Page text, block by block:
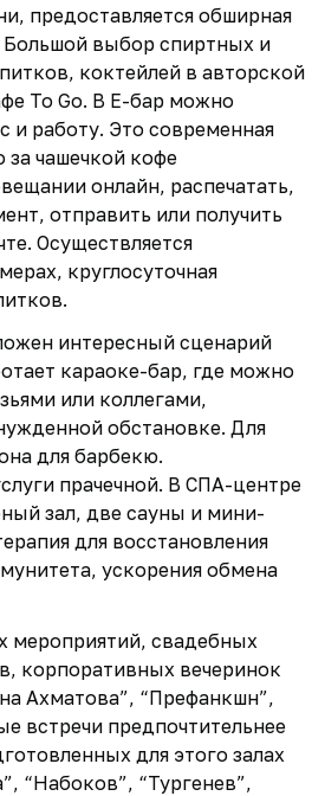
предоставляется обширная
Большой выбор спиртных и
коктейлей в авторской
To Go. В Е-бар можно
и работу. Это современная
чашечкой кофе
онлайн, распечатать,
отправить или получить
Осуществляется
круглосуточная
интересный сценарий
караоке-бар, где можно
или коллегами,
обстановке. Для
для барбекю.
прачечной. В СПА-центре
зал, две сауны и мини-
для восстановления
ускорения обмена
мероприятий, свадебных
корпоративных вечеринок
Ахматова”, “Префанкшн”,
встречи предпочтительнее
для этого залах
“Набоков”, “Тургенев”,